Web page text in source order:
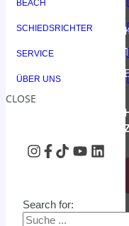
BEACH
SCHIEDSRICHTER
SERVICE
ÜBER UNS
CLOSE
Search for: